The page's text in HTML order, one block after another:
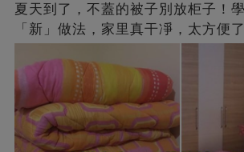
夏天到了，不蓋的被子別放柜子！
「新」做法，家里真干凈，太方便了